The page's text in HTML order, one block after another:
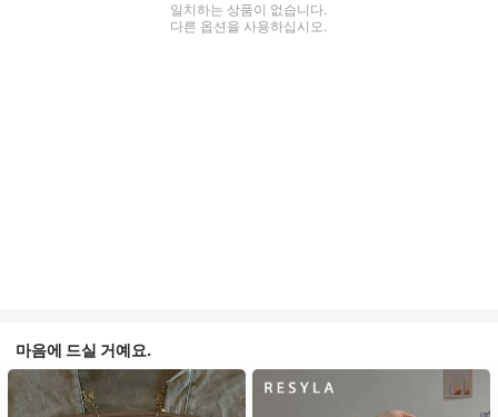
일치하는 상품이 없습니다.
다른 옵션을 사용하십시오.
마음에 드실 거예요.